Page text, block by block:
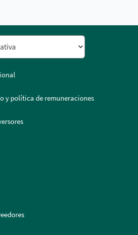
y política de remuneraciones